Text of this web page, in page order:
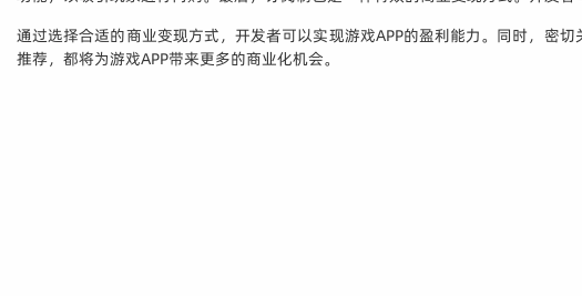
通过选择合适的商业变现方式，开发者可以实现游戏APP的盈利能力。同时，密
推荐，都将为游戏APP带来更多的商业化机会。